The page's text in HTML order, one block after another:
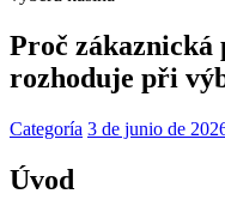
Proč zákaznická
rozhoduje při
Categoría 3 de junio de
Úvod